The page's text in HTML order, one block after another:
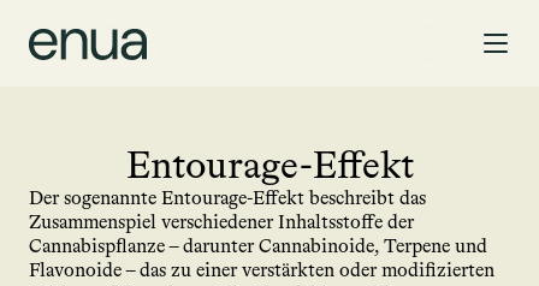
Entourage-Effekt
Der sogenannte Entourage-Effekt beschreibt das
Zusammenspiel verschiedener Inhaltsstoffe der
Cannabispflanze – darunter Cannabinoide, Terpene und
Flavonoide – das zu einer verstärkten oder modifizierten